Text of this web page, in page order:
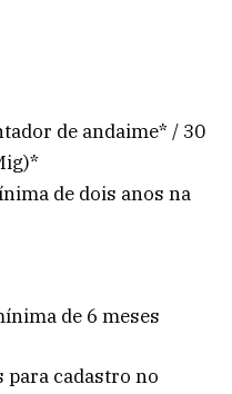
de andaime* / 30
de dois anos na
de 6 meses
para cadastro no